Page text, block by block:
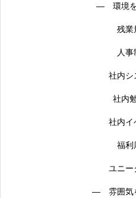
― 環境
残業
人
社内シ
社内
社内イ
福利
ユニー
― 雰囲気